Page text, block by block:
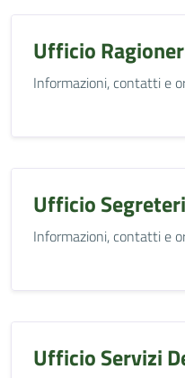
Ufficio
Informazioni, contatti e
Ufficio
Informazioni, contatti e
Ufficio Servizi